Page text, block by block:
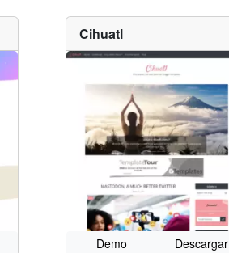
Cihuatl
Demo Descargar